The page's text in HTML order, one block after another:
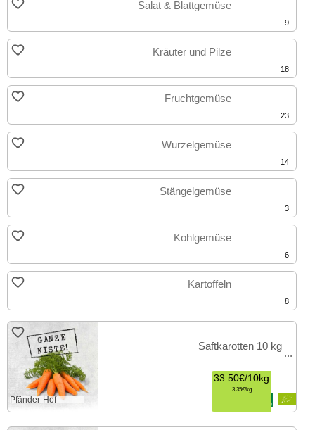
Salat & Blattgemüse
9
Kräuter und Pilze
18
Fruchtgemüse
23
Wurzelgemüse
14
Stängelgemüse
3
Kohlgemüse
6
Kartoffeln
8
Saftkarotten 10 kg
Pfänder-Hof
33.50€/10kg
3.35€ kg